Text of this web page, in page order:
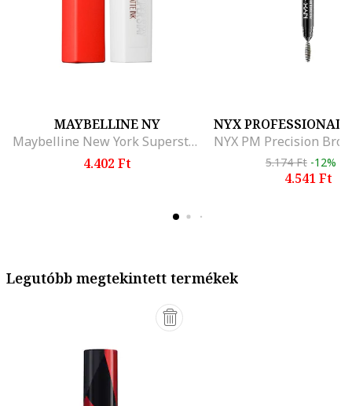
MAYBELLINE NY
Maybelline New York Superstay Matte Ink Folyékony matt rúzs, 5 ml, Heroine
4.402 Ft
NYX PROFESSIONAL
5.174 Ft -12%
4.541 Ft
Legutóbb megtekintett termékek